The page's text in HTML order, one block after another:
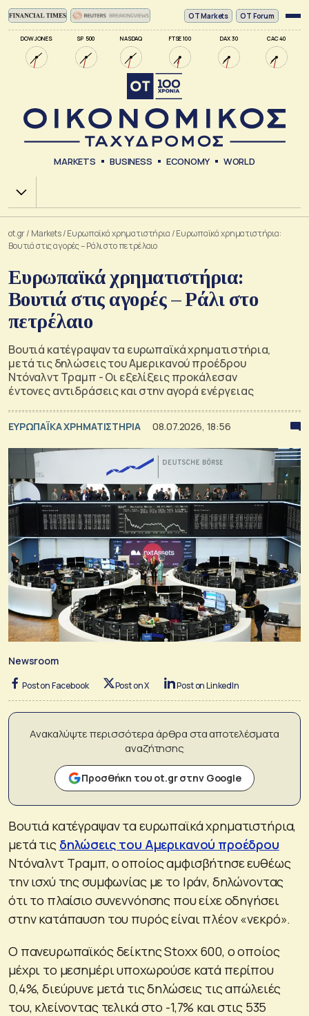
DOW JONES SP 500 NASDAQ FTSE 100 DAX 30 CAC 40
ΟΤ Markets OT Forum
MARKETS BUSINESS ECONOMY WORLD
Χ.Α.
ot.gr/ Markets/Ευρωπαϊκά χρηματιστήρια /Ευρωπαϊκά χρηματιστήρια:
Βουτιά στις αγορές – Ράλι στο πετρέλαιο
Ευρωπαϊκά χρηματιστήρια:
Βουτιά στις αγορές – Ράλι στο
πετρέλαιο
Βουτιά κατέγραψαν τα ευρωπαϊκά χρηματιστήρια,
μετά τις δηλώσεις του Αμερικανού προέδρου
Ντόναλντ Τραμπ - Oι εξελίξεις προκάλεσαν
έντονες αντιδράσεις και στην αγορά ενέργειας
ΕΥΡΩΠΑΪΚΑ ΧΡΗΜΑΤΙΣΤΗΡΙΑ 08.07.2026, 18:56
Newsroom
Post on Facebook Post on X Post on LinkedIn
Ανακαλύψτε περισσότερα άρθρα στα αποτελέσματα
αναζήτησης
Προσθήκη του ot.gr στην Google
Βουτιά κατέγραψαν τα ευρωπαϊκά χρηματιστήρια,
μετά τις δηλώσεις του Αμερικανού προέδρου
Ντόναλντ Τραμπ, ο οποίος αμφισβήτησε ευθέως
την ισχύ της συμφωνίας με το Ιράν, δηλώνοντας
ότι το πλαίσιο συνεννόησης που είχε οδηγήσει
στην κατάπαυση του πυρός είναι πλέον «νεκρό».
Ο πανευρωπαϊκός δείκτης Stoxx 600, ο οποίος
μέχρι το μεσημέρι υποχωρούσε κατά περίπου
0,4%, διεύρυνε μετά τις δηλώσεις τις απώλειές
του, κλείνοντας τελικά στο -1,7% και στις 535